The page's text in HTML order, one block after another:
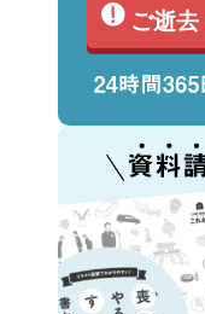
ご逝